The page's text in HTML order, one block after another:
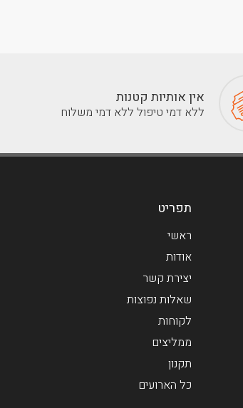
אין אותיות קטנות
ללא דמי טיפול ללא דמי משלוח
תפריט
ראשי
אודות
יצירת קשר
שאלות נפוצות
לקוחות
ממליצים
תקנון
כל הארועים